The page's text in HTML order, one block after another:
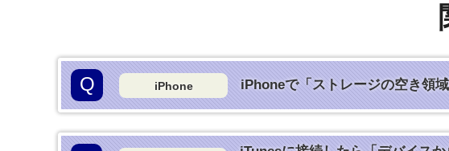
Q iPhone iPhoneで「ストレージの空き領